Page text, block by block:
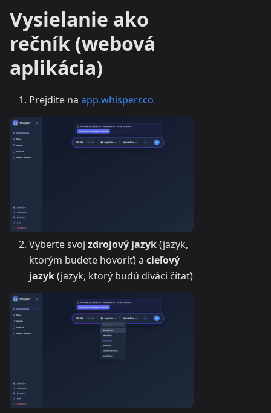
Vysielanie ako
rečník (webová
aplikácia)
Prejdite na app.whisperr.co
Vyberte svoj zdrojový jazyk(jazyk,
ktorým budete hovoriť) a cieľový
jazyk(jazyk, ktorý budú diváci čítať)